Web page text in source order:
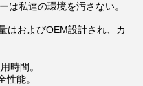
は私達の環境を汚さない。
はおよびOEM設計され、カ
時間。
能。